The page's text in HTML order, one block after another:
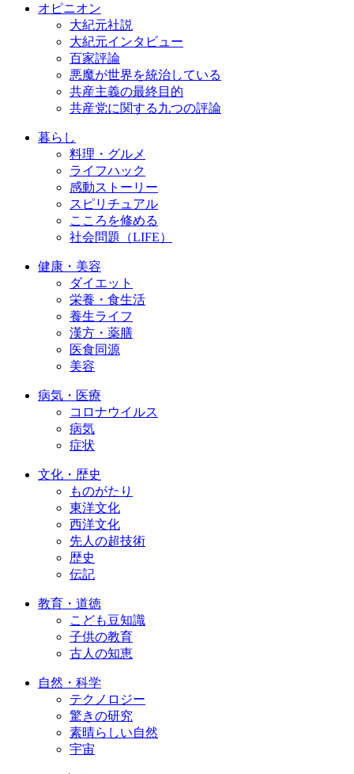
オピニオン
大紀元社説
大紀元インタビュー
百家評論
悪魔が世界を統治している
共産主義の最終目的
共産党に関する九つの評論
暮らし
料理・グルメ
ライフハック
感動ストーリー
スピリチュアル
こころを修める
社会問題（LIFE）
健康・美容
ダイエット
栄養・食生活
養生ライフ
漢方・薬膳
医食同源
美容
病気・医療
コロナウイルス
病気
症状
文化・歴史
ものがたり
東洋文化
西洋文化
先人の超技術
歴史
伝記
教育・道徳
こども豆知識
子供の教育
古人の知恵
自然・科学
テクノロジー
驚きの研究
素晴らしい自然
宇宙